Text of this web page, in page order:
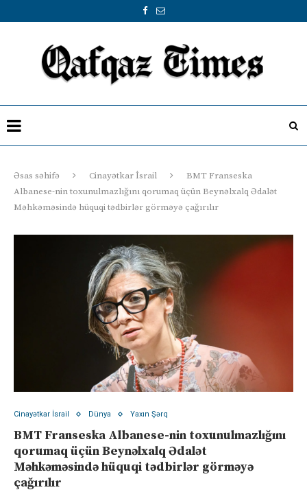
Əsas səhifə Cinayətkar İsrail
BMT Franseska
Albanese-nin toxunulmazlığını qorumaq üçün Beynəlxalq Ədalət
Məhkəməsində hüquqi tədbirlər görməyə çağırılır
Cinayətkar İsrail Dünya Yaxın Şərq
BMT Franseska Albanese-nin toxunulmazlığını
qorumaq üçün Beynəlxalq Ədalət
Məhkəməsində hüquqi tədbirlər görməyə
çağırılır